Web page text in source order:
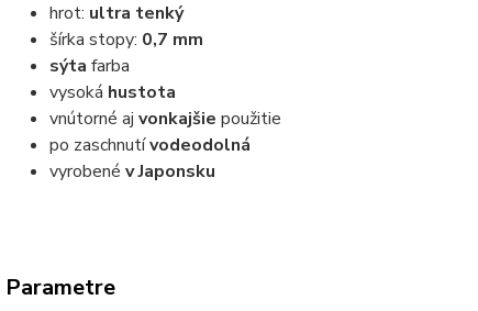
hrot: ultra tenký
šírka stopy: 0,7 mm
sýta farba
vysoká hustota
vnútorné aj vonkajšie použitie
po zaschnutívodeodolná
vyrobené v Japonsku
Parametre